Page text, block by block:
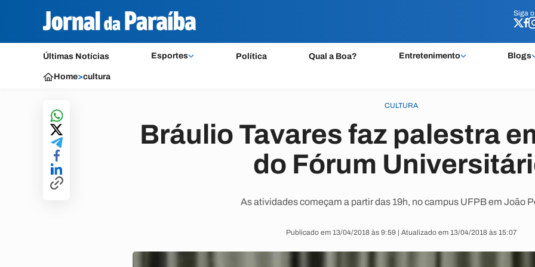
Siga o
Últimas Notícias Esportes Política Qual a Boa? Entretenimento Blogs
Siga o
Home>cultura
CULTURA
Bráulio Tavares faz palestra
do Fórum
As atividades começam a partir das 19h, no campus UFPB em João
Publicado em 13/04/2018 às 9:59 | Atualizado em 13/04/2018 às 15:07